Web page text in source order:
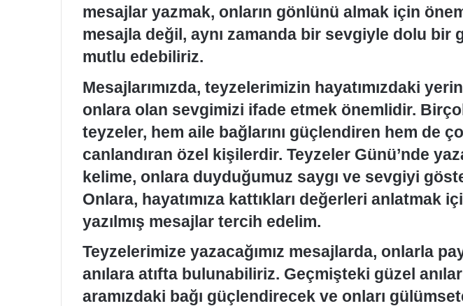
mesajlar yazmak, onların gönlünü almak için
mesajla değil, aynı zamanda bir sevgiyle dolu bir
mutlu edebiliriz.
Mesajlarımızda, teyzelerimizin hayatımızdaki
onlara olan sevgimizi ifade etmek önemlidir.
teyzeler, hem aile bağlarını güçlendiren hem de
canlandıran özel kişilerdir. Teyzeler Günü’nde
kelime, onlara duyduğumuz saygı ve sevgiyi
Onlara, hayatımıza kattıkları değerleri anlatmak
yazılmış mesajlar tercih edelim.
Teyzelerimize yazacağımız mesajlarda, onlarla
anılara atıfta bulunabiliriz. Geçmişteki güzel
aramızdaki bağı güçlendirecek ve onları